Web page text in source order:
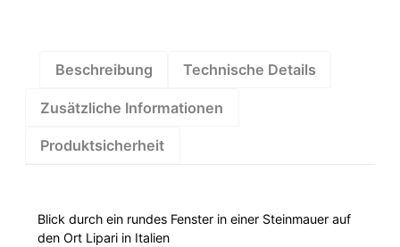
Beschreibung Technische Details
Zusätzliche Informationen
Produktsicherheit
Blick durch ein rundes Fenster in einer Steinmauer auf
den Ort Lipari in Italien